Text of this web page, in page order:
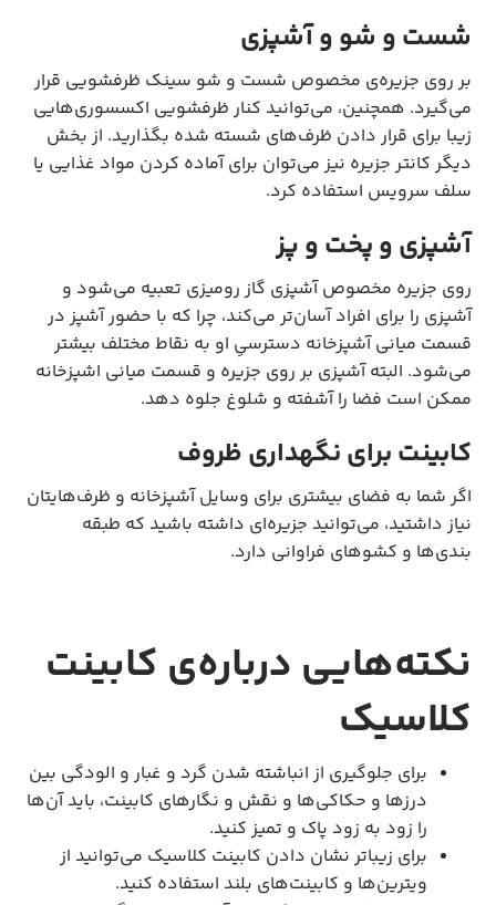
شست و شو و آشپزی
بر روی جزیره‌ی مخصوص شست و شو سینک ظرفشویی قرار
می‌گیرد. همچنین، می‌توانید کنار ظرفشویی اکسسوری‌هایی
زیبا برای قرار دادن ظرف‌های شسته شده بگذارید. از بخش
دیگر کانتر جزیره نیز می‌توان برای آماده کردن مواد غذایی یا
سلف سرویس استفاده کرد.
آشپزی و پخت و پز
روی جزیره مخصوص آشپزی گاز رومیزی تعبیه می‌شود و
آشپزی را برای افراد آسان‌تر می‌کند، چرا که با حضور آشپز در
قسمت میانی آشپزخانه دسترسیِ او به نقاط مختلف بیشتر
می‌شود. البته آشپزی بر روی جزیره و قسمت میانی اشپزخانه
ممکن است فضا را آشفته و شلوغ جلوه دهد.
کابینت برای نگهداری ظروف
اگر شما به فضای بیشتری برای وسایل آشپزخانه و ظرف‌هایتان
نیاز داشتید، می‌توانید جزیره‌ای داشته باشید که طبقه
بندی‌ها و کشوهای فراوانی دارد.
نکته‌هایی درباره‌ی کابینت
کلاسیک
برای جلوگیری از انباشته شدن گرد و غبار و الودگی بین
درزها و حکاکی‌ها و نقش و نگارهای کابینت، باید آن‌ها
را زود به زود پاک و تمیز کنید.
برای زیباتر نشان دادن کابینت کلاسیک می‌توانید از
ویترین‌ها و کابینت‌های بلند استفاده کنید.